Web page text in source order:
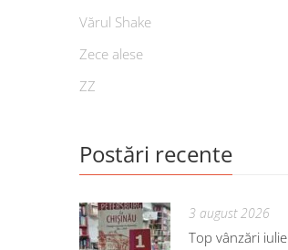
Vărul Shake
Zece alese
ZZ
Postări recente
3 august 2026
Top vânzări iulie